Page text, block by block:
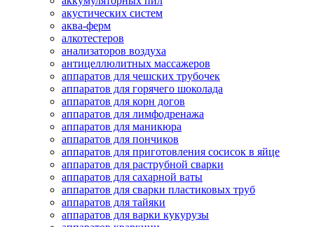
акустических систем
аква-ферм
алкотестеров
анализаторов воздуха
антицеллюлитных массажеров
аппаратов для чешских трубочек
аппаратов для горячего шоколада
аппаратов для корн догов
аппаратов для лимфодренажа
аппаратов для маникюра
аппаратов для пончиков
аппаратов для приготовления сосисок в яйце
аппаратов для раструбной сварки
аппаратов для сахарной ваты
аппаратов для сварки пластиковых труб
аппаратов для тайяки
аппаратов для варки кукурузы